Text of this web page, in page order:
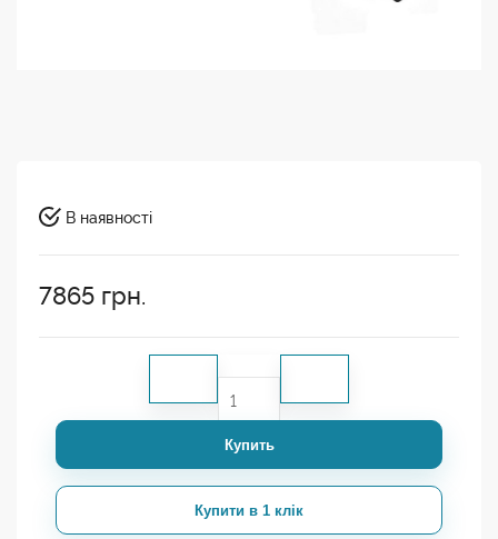
В наявності
7865 грн.
Купить
Купити в 1 клік